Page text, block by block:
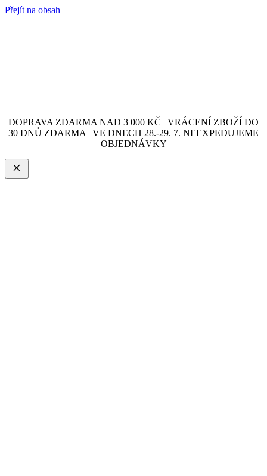
Přejít na obsah
DOPRAVA ZDARMA NAD 3 000 KČ | VRÁCENÍ ZBOŽÍ DO
30 DNŮ ZDARMA | VE DNECH 28.-29. 7. NEEXPEDUJEME
OBJEDNÁVKY